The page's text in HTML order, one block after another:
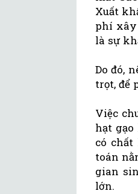
Xuất
phí xây
là sự
Do đó,
trọt, để
Việc
hạt
có
toán
gian
lớn.